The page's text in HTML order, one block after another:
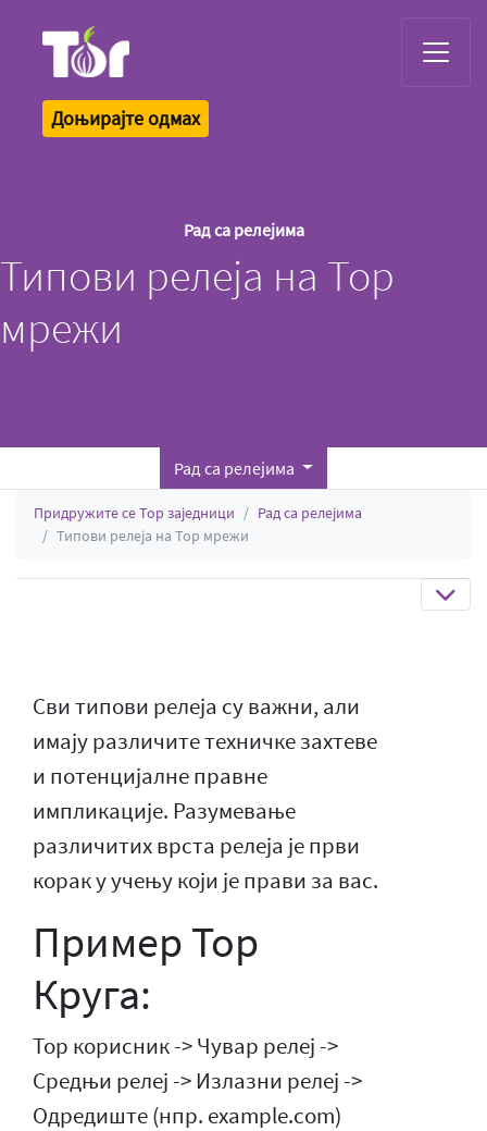
Доњирајте одмах
Рад са релејима
Типови релеја на Тор
мрежи
Рад са релејима
Придружите се Тор заједници
Рад са релејима
Типови релеја на Тор мрежи
Сви типови релеја су важни, али
имају различите техничке захтеве
и потенцијалне правне
импликације. Разумевање
различитих врста релеја је први
корак у учењу који је прави за вас.
Пример Тор
Круга:
Тор корисник -> Чувар релеј ->
Средњи релеј -> Излазни релеј ->
Одредиште (нпр. example.com)